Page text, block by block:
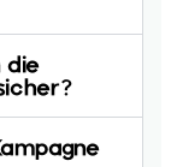
die